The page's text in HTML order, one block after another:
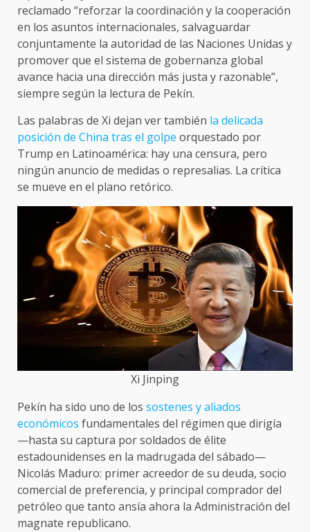
reclamado “reforzar la coordinación y la cooperación
en los asuntos internacionales, salvaguardar
conjuntamente la autoridad de las Naciones Unidas y
promover que el sistema de gobernanza global
avance hacia una dirección más justa y razonable”,
siempre según la lectura de Pekín.
Las palabras de Xi dejan ver también la delicada
posición de China tras el golpe orquestado por
Trump en Latinoamérica: hay una censura, pero
ningún anuncio de medidas o represalias. La crítica
se mueve en el plano retórico.
Xi Jinping
Pekín ha sido uno de los sostenes y aliados
económicos fundamentales del régimen que dirigía
—hasta su captura por soldados de élite
estadounidenses en la madrugada del sábado—
Nicolás Maduro: primer acreedor de su deuda, socio
comercial de preferencia, y principal comprador del
petróleo que tanto ansía ahora la Administración del
magnate republicano.